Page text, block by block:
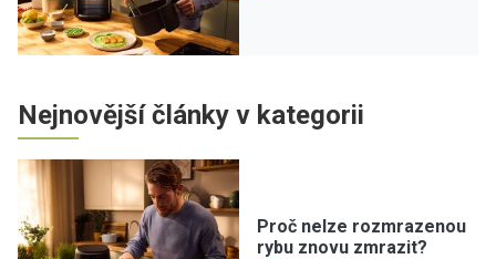
Nejnovější články v kategorii
Proč nelze rozmrazenou
rybu znovu zmrazit?